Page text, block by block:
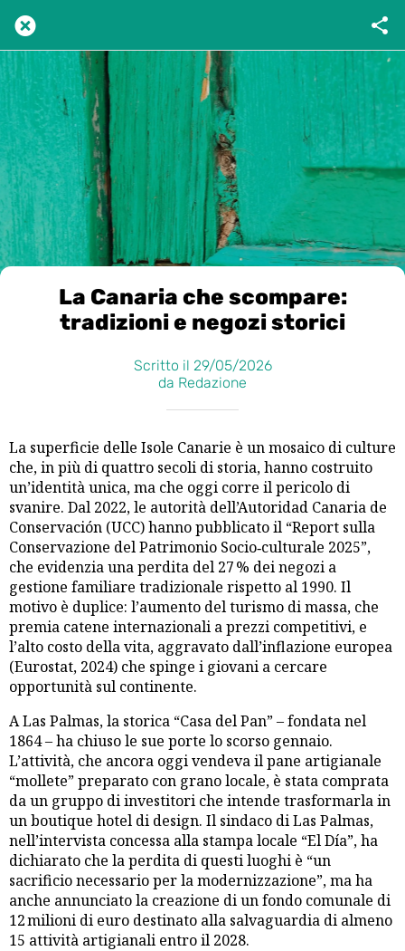
La Canaria che scompare:
tradizioni e negozi storici
Scritto il 29/05/2026
da Redazione
La superficie delle Isole Canarie è un mosaico di culture
che, in più di quattro secoli di storia, hanno costruito
un’identità unica, ma che oggi corre il pericolo di
svanire. Dal 2022, le autorità dell’Autoridad Canaria de
Conservación (UCC) hanno pubblicato il “Report sulla
Conservazione del Patrimonio Socio‑culturale 2025”,
che evidenzia una perdita del 27 % dei negozi a
gestione familiare tradizionale rispetto al 1990. Il
motivo è duplice: l’aumento del turismo di massa, che
premia catene internazionali a prezzi competitivi, e
l’alto costo della vita, aggravato dall’inflazione europea
(Eurostat, 2024) che spinge i giovani a cercare
opportunità sul continente.
A Las Palmas, la storica “Casa del Pan” – fondata nel
1864 – ha chiuso le sue porte lo scorso gennaio.
L’attività, che ancora oggi vendeva il pane artigianale
“mollete” preparato con grano locale, è stata comprata
da un gruppo di investitori che intende trasformarla in
un boutique hotel di design. Il sindaco di Las Palmas,
nell’intervista concessa alla stampa locale “El Día”, ha
dichiarato che la perdita di questi luoghi è “un
sacrificio necessario per la modernizzazione”, ma ha
anche annunciato la creazione di un fondo comunale di
12 milioni di euro destinato alla salvaguardia di almeno
15 attività artigianali entro il 2028.